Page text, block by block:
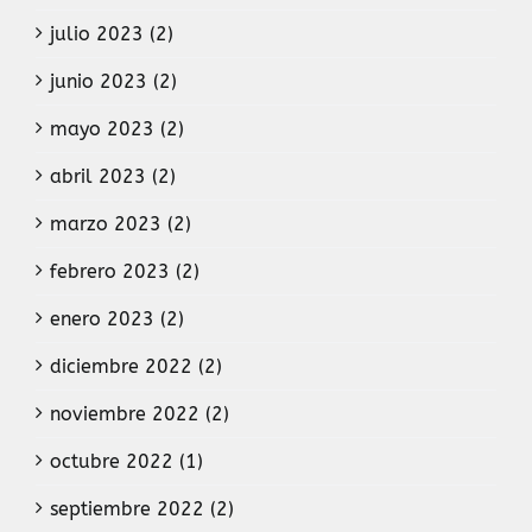
julio 2023 (2)
junio 2023 (2)
mayo 2023 (2)
abril 2023 (2)
marzo 2023 (2)
febrero 2023 (2)
enero 2023 (2)
diciembre 2022 (2)
noviembre 2022 (2)
octubre 2022 (1)
septiembre 2022 (2)